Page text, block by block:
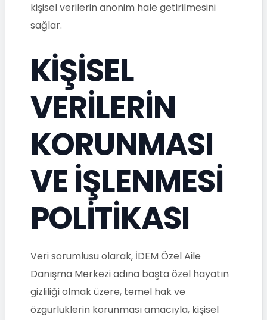
kişisel verilerin anonim hale getirilmesini
sağlar.
KİŞİSEL
VERİLERİN
KORUNMASI
VE İŞLENMESİ
POLİTİKASI
Veri sorumlusu olarak, İDEM Özel Aile
Danışma Merkezi adına başta özel hayatın
gizliliği olmak üzere, temel hak ve
özgürlüklerin korunması amacıyla, kişisel